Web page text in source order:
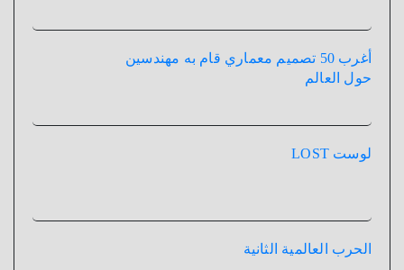
أغرب 50 تصميم معماري قام به مهندسين
حول العالم
لوست LOST
الحرب العالمية الثانية